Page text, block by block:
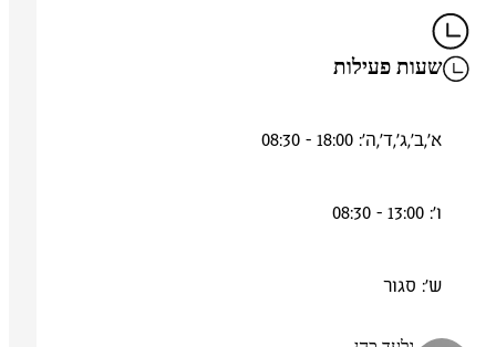
שעות פעילות
א',ב',ג',ד',ה': 18:00 - 08:30
ש': סגור